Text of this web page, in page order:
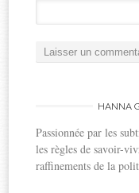
HANNA
Passionnée par les
les règles de savoir-
raffinements de la